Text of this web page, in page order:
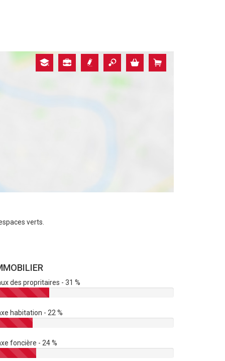
verts.
des propritaires - 31 %
habitation - 22 %
foncière - 24 %